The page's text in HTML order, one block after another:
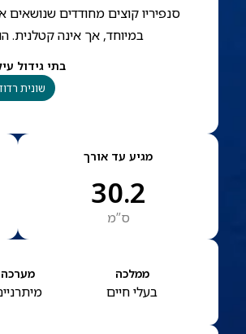
סנפיריו קוצים מחודדים
במיוחד, אך אינה קטלנית.
בתי גידול
שונית
מגיע עד אורך
30.2
ס”מ
ממלכה
בעלי חיים
מערכה